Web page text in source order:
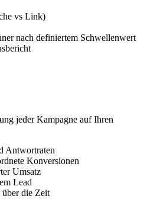
vs Link)
nach definiertem Schwellenwert
jeder Kampagne auf Ihren
Antwortraten
Konversionen
Umsatz
Lead
die Zeit